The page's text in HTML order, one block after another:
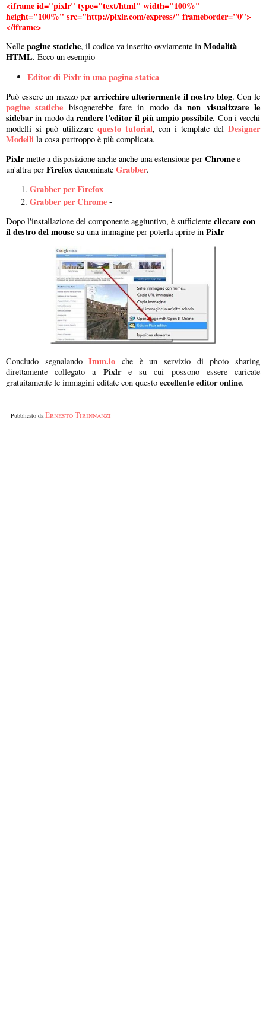
<iframe id="pixlr" type="text/html" width="100%"
height="100%" src="http://pixlr.com/express/" frameborder="0">
</iframe>
Nelle pagine statiche, il codice va inserito ovviamente in Modalità
HTML. Ecco un esempio
Editor di Pixlr in una pagina statica -
Può essere un mezzo per arricchire ulteriormente il nostro blog. Con le
pagine statiche bisognerebbe fare in modo danon visualizzare le
sidebarin modo darendere l'editor il più ampio possibile. Con i vecchi
modelli si può utilizzare questo tutorial, con i template delDesigner
Modelli la cosa purtroppo è più complicata.
Pixlrmette a disposizione anche anche una estensione per Chrome e
un'altra per Firefox denominate Grabber.
Grabber per Firefox -
Grabber per Chrome -
Dopo l'installazione del componente aggiuntivo, è sufficiente cliccare con
il destro del mouse su una immagine per poterla aprire in Pixlr
Concludo segnalandoImm.io che è un servizio di photo sharing
direttamente collegato a Pixlr e su cui possono essere caricate
gratuitamente le immagini editate con questo eccellente editor online.
Pubblicato daErnesto Tirinnanzi